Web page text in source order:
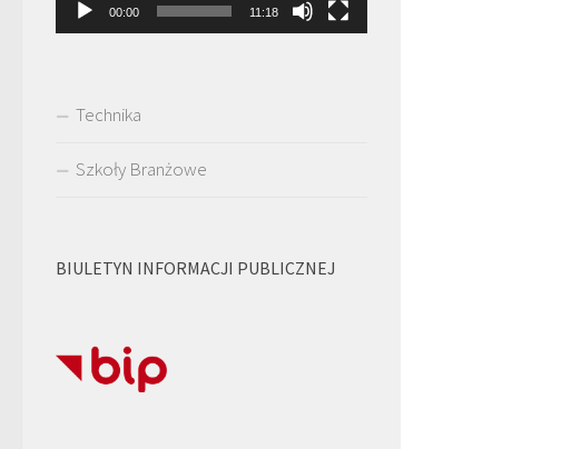
00:00 11:18
Technika
Szkoły Branżowe
BIULETYN INFORMACJI PUBLICZNEJ